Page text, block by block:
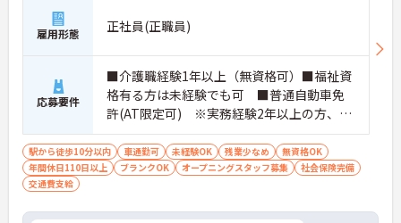
・お食事の準備には食材の宅配サービスを利用して
おり、献立やレシピが決まっているため安心してお
仕事に取り組んでいただけます
・夜間も複数名のスタッフが常駐する人員体制を確
保しており、夜間の見守りや巡回業務も心強い環境
です
【充実した待遇で長期的なご就業を後押ししていま
・駐車場を完備しているためマイカーでのご通勤も
可能です
・超過勤務や深夜割増などの手当は1分単位で正確
に支給しており、パートの方も年2回の昇給の機会
雇用形態 正社員(正職員)
応募要件
■介護職経験1年以上（無資格可）■福祉資
格有る方は未経験でも可 ■普通自動車免
許(AT限定可) ※実務経験2年以上の方、障
がい者福祉に関する経験をお持ちの方大歓
迎
駅から徒歩10分以内 車通勤可 未経験OK 残業少なめ
無資格OK
年間休日110日以上
ブランクOK オープニングスタッフ募集
社会保険完備
交通費支給